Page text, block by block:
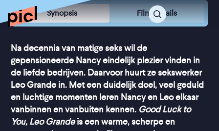
Synopsis Film Details
Na decennia van matige seks wil de
gepensioneerde Nancy eindelijk plezier vinden in
de liefde bedrijven. Daarvoor huurt ze sekswerker
Leo Grande in. Met een duidelijk doel, veel geduld
en luchtige momenten leren Nancy en Leo elkaar
vanbinnen en vanbuiten kennen. Good Luck to
You, Leo Grandeis een warme, scherpe en